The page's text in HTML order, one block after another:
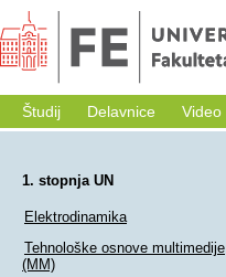
Študij Delavnice Video
1. stopnja UN
Elektrodinamika
Tehnološke osnove multimedije
(MM)